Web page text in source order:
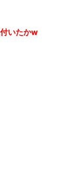
いたかw